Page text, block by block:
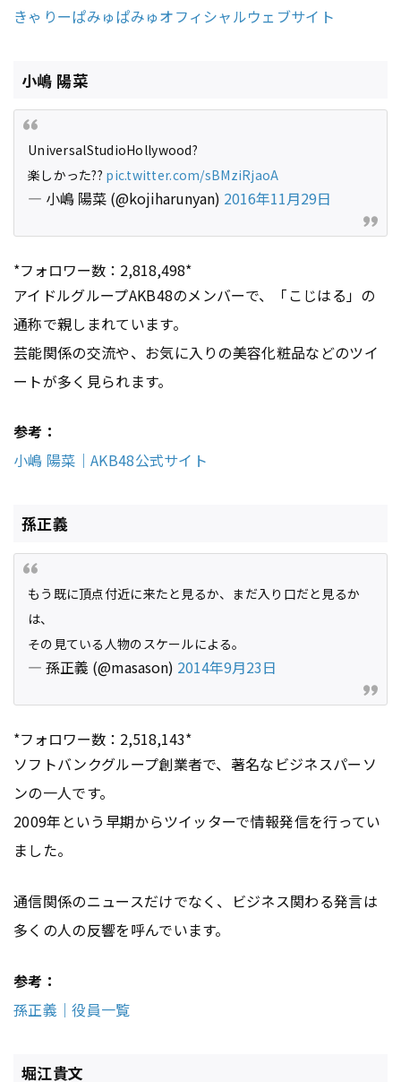
きゃりーぱみゅぱみゅオフィシャルウェブサイト
小嶋 陽菜
UniversalStudioHollywood?
楽しかった?? pic.twitter.com/sBMziRjaoA
— 小嶋 陽菜 (@kojiharunyan) 2016年11月29日
*フォロワー数：2,818,498*
アイドルグループAKB48のメンバーで、「こじはる」の
通称で親しまれています。
芸能関係の交流や、お気に入りの美容化粧品などのツイ
ートが多く見られます。
参考：
小嶋 陽菜｜AKB48公式サイト
孫正義
もう既に頂点付近に来たと見るか、まだ入り口だと見るか
は、
その見ている人物のスケールによる。
— 孫正義 (@masason) 2014年9月23日
*フォロワー数：2,518,143*
ソフトバンクグループ創業者で、著名なビジネスパーソ
ンの一人です。
2009年という早期からツイッターで情報発信を行ってい
ました。
通信関係のニュースだけでなく、ビジネス関わる発言は
多くの人の反響を呼んでいます。
参考：
孫正義｜役員一覧
堀江貴文